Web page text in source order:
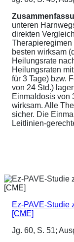
unteren
direkten
besten wirksam
Heilungsrate
Heilungsraten
für 3 Tage) bzw.
von 24 Std.)
Einmaldosis von
wirksam. Alle
sicher. Die
Leitlinien-
Ez-PAVE-Studie
[CME]
Jg. 60, S. 51;